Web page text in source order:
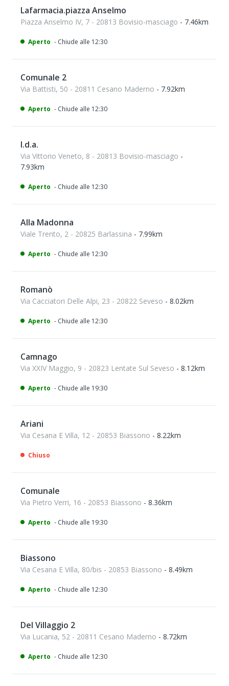
Lafarmacia.piazza Anselmo
Piazza Anselmo IV, 7 - 20813 Bovisio-masciago - 7.46km
Aperto - Chiude alle 12:30
Comunale 2
Via Battisti, 50 - 20811 Cesano Maderno - 7.92km
Aperto - Chiude alle 12:30
I.d.a.
Via Vittorio Veneto, 8 - 20813 Bovisio-masciago -
7.93km
Aperto - Chiude alle 12:30
Alla Madonna
Viale Trento, 2 - 20825 Barlassina - 7.99km
Aperto - Chiude alle 12:30
Romanò
Via Cacciatori Delle Alpi, 23 - 20822 Seveso - 8.02km
Aperto - Chiude alle 12:30
Camnago
Via XXIV Maggio, 9 - 20823 Lentate Sul Seveso - 8.12km
Aperto - Chiude alle 19:30
Ariani
Via Cesana E Villa, 12 - 20853 Biassono - 8.22km
Chiuso
Comunale
Via Pietro Verri, 16 - 20853 Biassono - 8.36km
Aperto - Chiude alle 19:30
Biassono
Via Cesana E Villa, 80/bis - 20853 Biassono - 8.49km
Aperto - Chiude alle 12:30
Del Villaggio 2
Via Lucania, 52 - 20811 Cesano Maderno - 8.72km
Aperto - Chiude alle 12:30